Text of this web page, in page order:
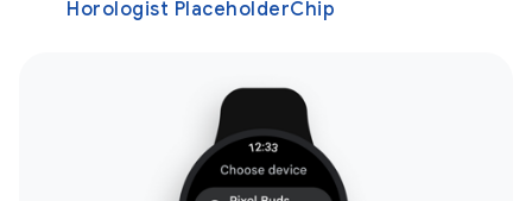
Horologist PlaceholderChip